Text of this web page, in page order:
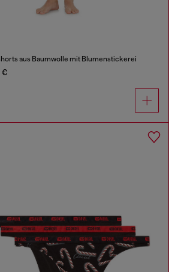
aus Baumwolle mit Blumenstickerei
€